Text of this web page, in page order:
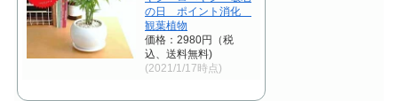
の日 ポイント消化
観葉植物
価格：2980円（税
込、送料無料)
(2021/1/17時点)